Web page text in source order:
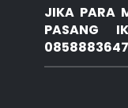
JIKA PARA
PASANG